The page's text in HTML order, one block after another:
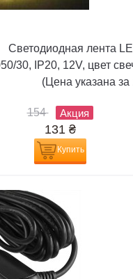
Светодиодная лента
30, IP20, 12V, цвет
(Цена указана
154 Акция
131 ₴
Купить